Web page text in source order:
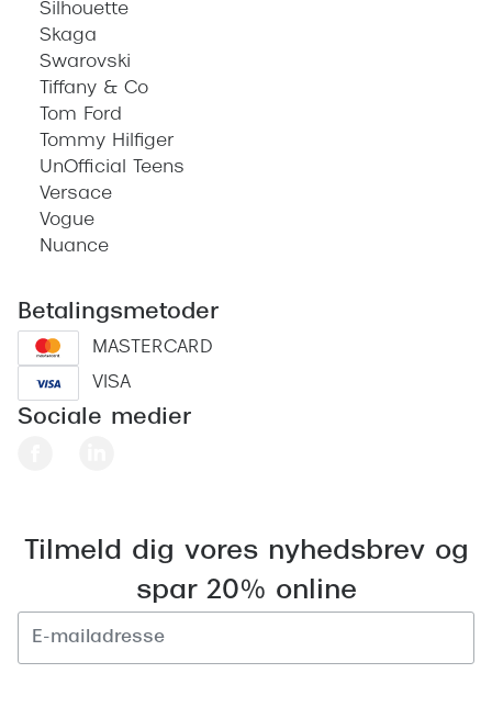
Silhouette
Skaga
Swarovski
Tiffany & Co
Tom Ford
Tommy Hilfiger
UnOfficial Teens
Versace
Vogue
Nuance
Betalingsmetoder
MASTERCARD
VISA
Sociale medier
Tilmeld dig vores nyhedsbrev og
spar 20% online